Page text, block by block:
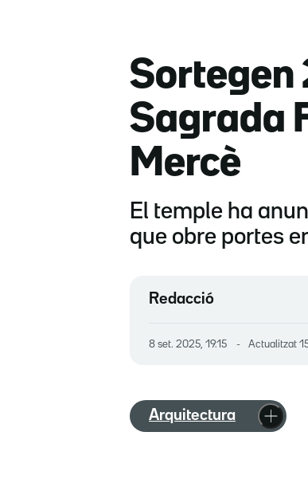
Sortegen
Sagrada
Mercè
El temple ha
que obre portes
Redacció
8 set. 2025, 19.15 Actualitzat
Arquitectura